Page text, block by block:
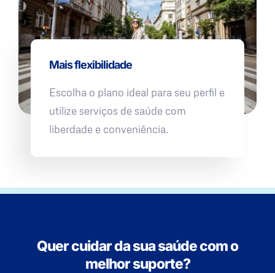
Mais flexibilidade
Escolha o plano ideal para seu perfil e
utilize serviços de saúde com
liberdade e conveniência.
Quer cuidar da sua saúde com o
melhor suporte?